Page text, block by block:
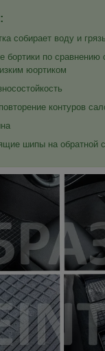
собирает воду и грязь
бортики по сравнению
юортиком
контуров
шипы на обратной